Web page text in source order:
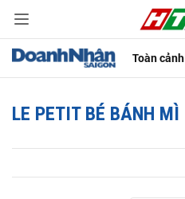
Toàn cảnh
LE PETIT BÉ BÁNH MÌ